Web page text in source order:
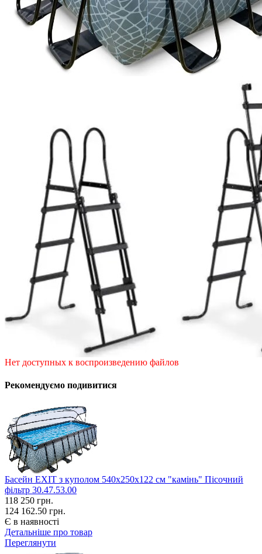
Нет доступных к воспроизведению файлов
Рекомендуємо подивитися
Басейн EXIT з куполом 540х250х122 см "камінь" Пісочний
фільтр 30.47.53.00
118 250 грн.
124 162.50 грн.
Є в наявності
Детальніше про товар
Переглянути